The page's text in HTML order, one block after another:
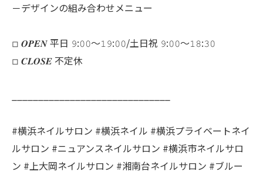
－デザインの組み合わせメニュー
◽︎ 𝑶𝑷𝑬𝑵 平日 𝟿:𝟶𝟶～𝟷𝟿:𝟶𝟶/土日祝 𝟿:𝟶𝟶～𝟷𝟾:𝟹𝟶
◽︎ 𝑪𝑳𝑶𝑺𝑬 不定休
#横浜ネイルサロン #横浜ネイル #横浜プライベートネイ
ルサロン #ニュアンスネイルサロン #横浜市ネイルサロ
ン #上大岡ネイルサロン #湘南台ネイルサロン #ブルー